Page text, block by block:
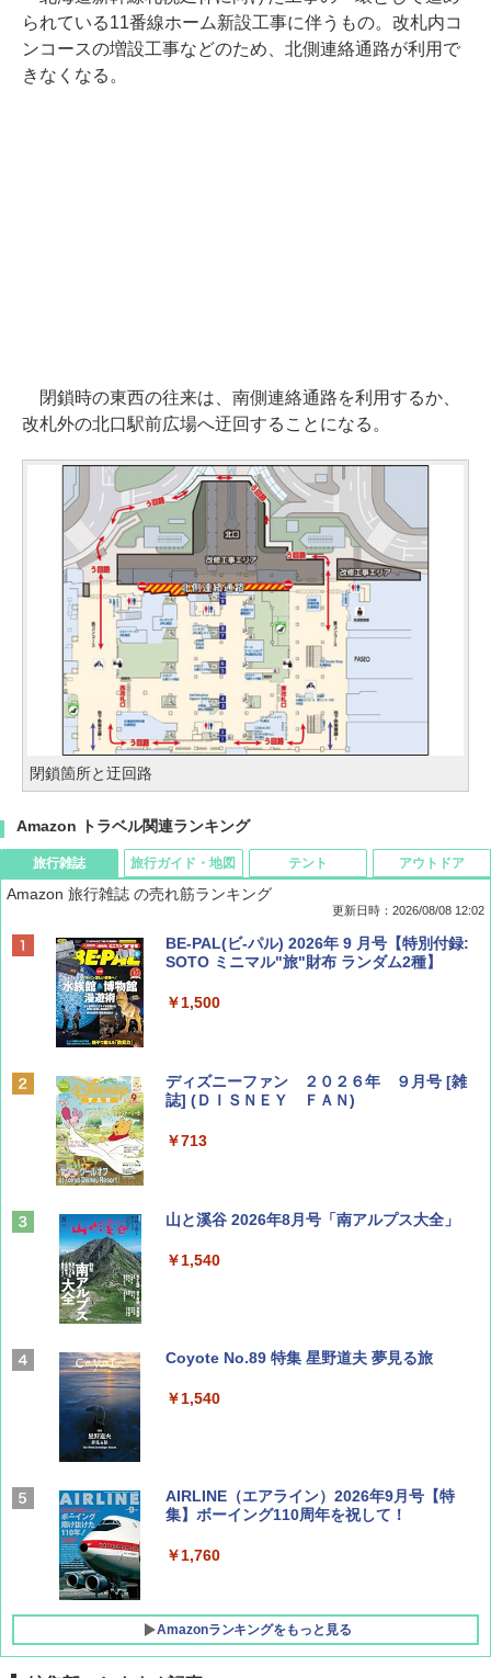
られている11番線ホーム新設工事に伴うもの。改札内コ
ンコースの増設工事などのため、北側連絡通路が利用で
きなくなる。
閉鎖時の東西の往来は、南側連絡通路を利用するか、
改札外の北口駅前広場へ迂回することになる。
閉鎖箇所と迂回路
Amazon トラベル関連ランキング
旅行雑誌
Amazon 旅行雑誌 の売れ筋ランキング
更新日時：2026/08/08 12:02
BE-PAL(ビ-パル) 2026年 9 月号【特別付録:
SOTO ミニマル"旅"財布 ランダム2種】
￥1,500
ディズニーファン ２０２６年 ９月号 [雑
誌] (ＤＩＳＮＥＹ ＦＡＮ)
￥713
山と溪谷 2026年8月号「南アルプス大全」
￥1,540
Coyote No.89 特集 星野道夫 夢見る旅
￥1,540
AIRLINE（エアライン）2026年9月号【特
集】ボーイング110周年を祝して！
￥1,760
Amazonランキングをもっと見る
旅行ガイド・地図 テント アウトドア